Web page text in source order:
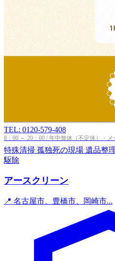
TEL: 0120-579-408
8：00 ～ 20：00 / 年中無休（不定休）・
特殊清掃 孤独死の現場 遺品整
駆除
アースクリーン
📍 名古屋市、豊橋市、岡崎市...